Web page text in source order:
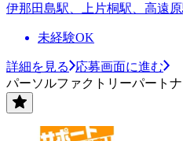
伊那田島駅、上片桐駅、高遠
未経験OK
詳細を見る
応募画面に進む
パーソルファクトリーパート